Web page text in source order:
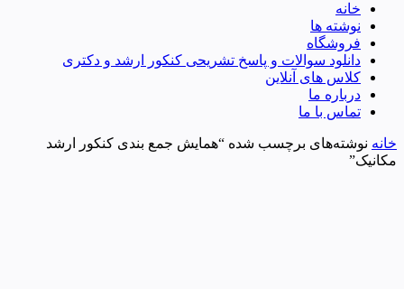
خانه
نوشته ها
فروشگاه
دانلود سوالات و پاسخ تشریحی کنکور ارشد و دکتری
کلاس های آنلاین
درباره ما
تماس با ما
خانه نوشته‌های برچسب شده “همایش جمع بندی کنکور ارشد
مکانیک”